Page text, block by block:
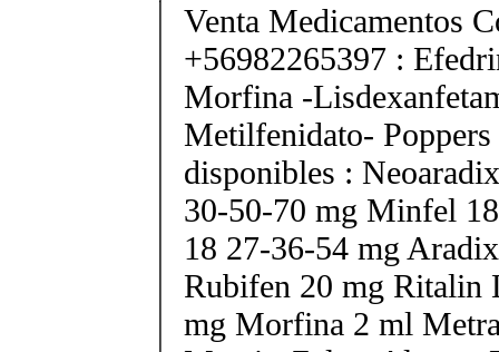
Venta Medicamentos
+56982265397 :
Morfina -
Metilfenidato-
disponibles :
30-50-70 mg Minfel
18 27-36-54 mg
Rubifen 20 mg Ritalin
mg Morfina 2 ml